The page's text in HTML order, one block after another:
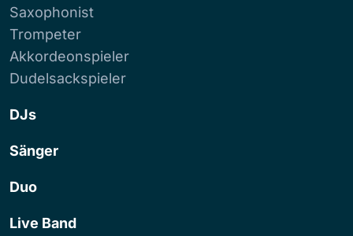
Saxophonist
Trompeter
Akkordeonspieler
Dudelsackspieler
DJs
Sänger
Duo
Live Band